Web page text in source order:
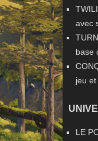
avec
base
jeu
LE